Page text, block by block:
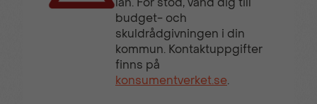
budget- och
skuldrådgivningen i din
kommun. Kontaktuppgifter
finns på
konsumentverket.se.